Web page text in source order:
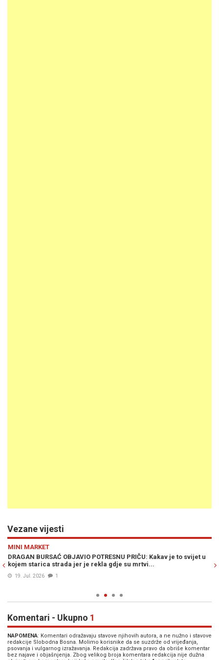
Vezane vijesti
MINI MARKET
DRAGAN BURSAĆ OBJAVIO POTRESNU PRIČU: Kakav je to svijet u
kojem starica strada jer je rekla gdje su mrtvi...
19. Jul. 2026 1
Komentari - Ukupno 1
NAPOMENA: Komentari odražavaju stavove njihovih autora, a ne nužno i stavove
redakcije Slobodna Bosna. Molimo korisnike da se suzdrže od vrijeđanja,
psovanja i vulgarnog izražavanja. Redakcija zadržava pravo da obriše komentar
bez najave i objašnjenja. Zbog velikog broja komentara redakcija nije dužna